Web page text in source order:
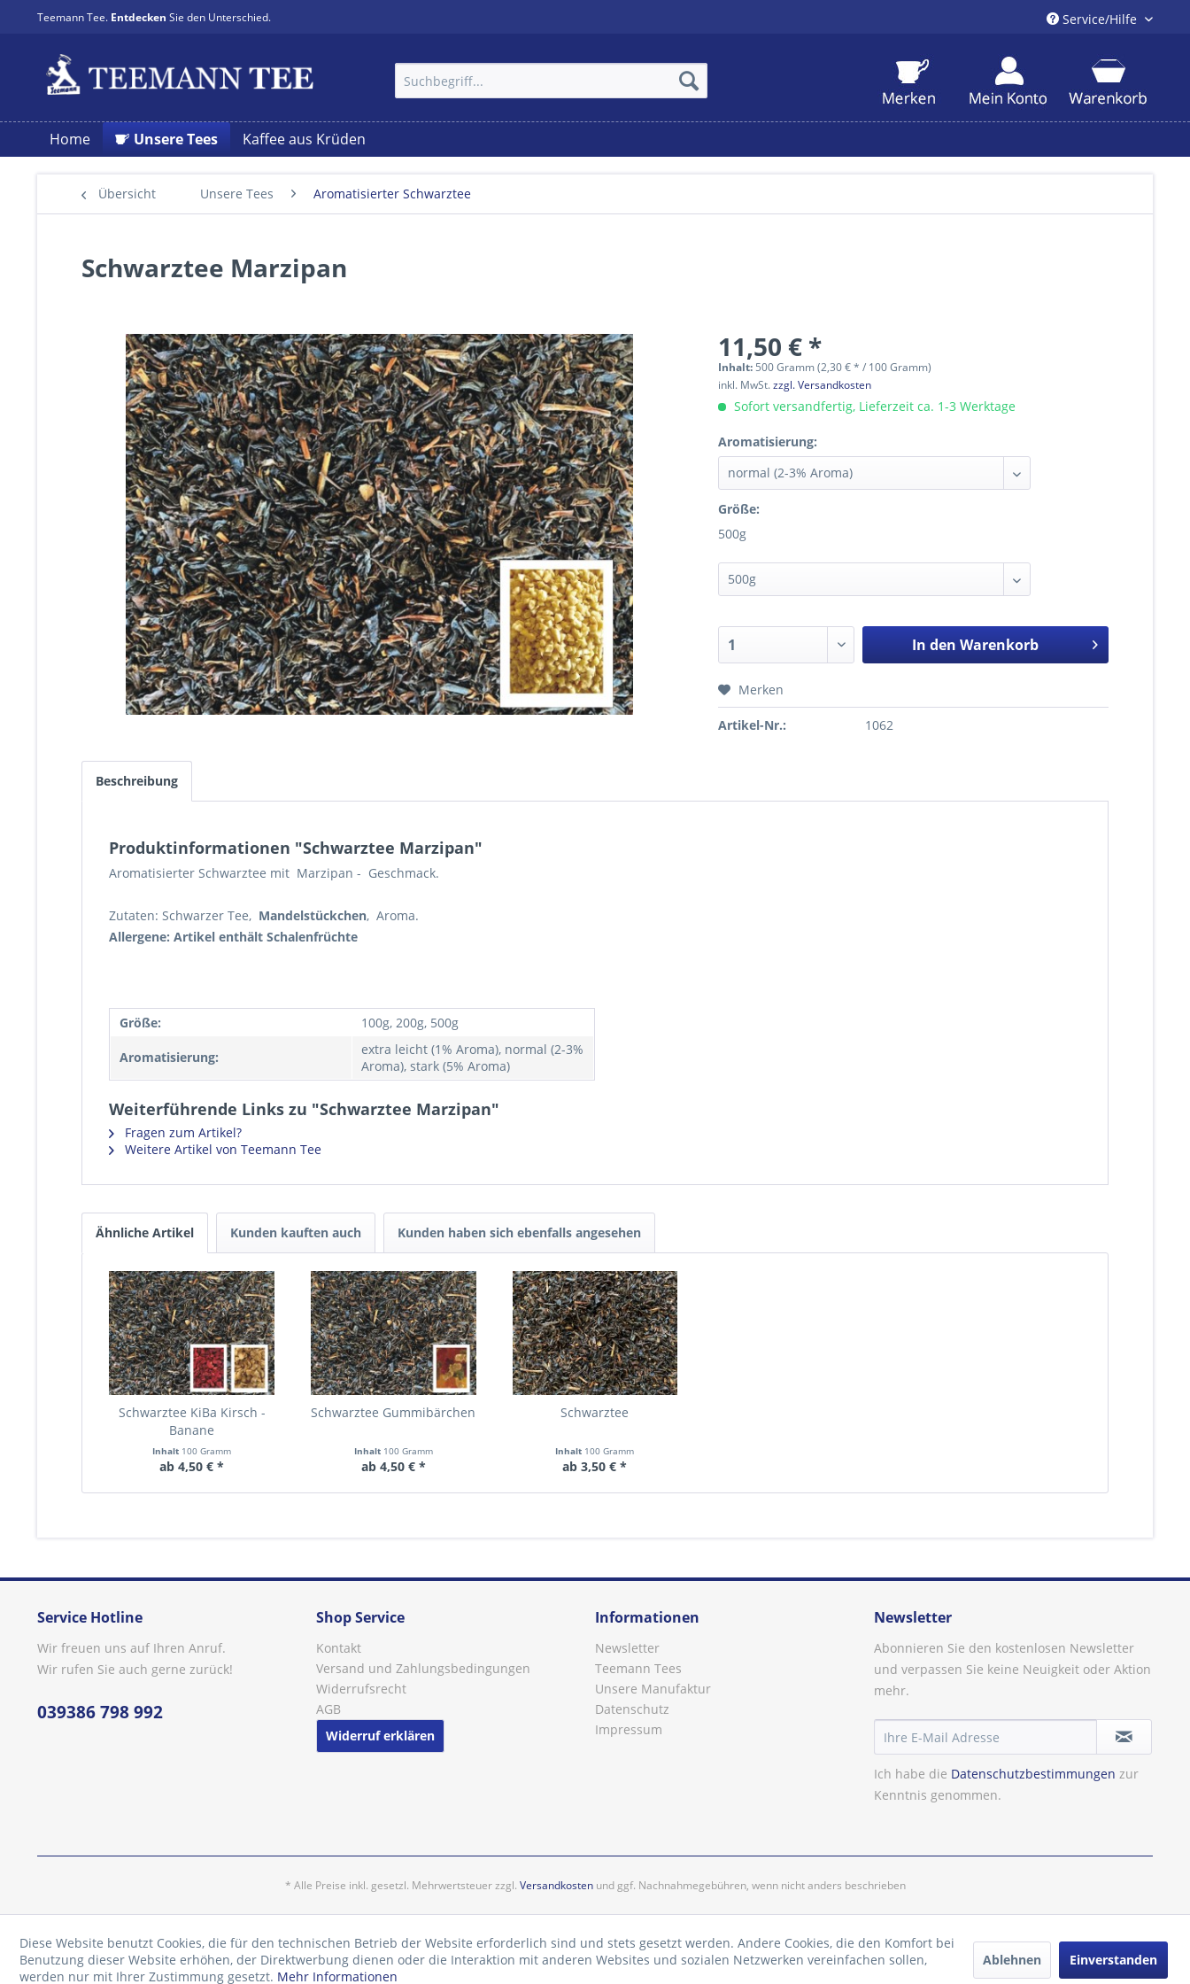
Teemann Tee. Entdecken Sie den Unterschied. Service/Hilfe
Home Unsere Tees Kaffee aus Krüden
Übersicht Unsere Tees Aromatisierter Schwarztee
Schwarztee Marzipan
11,50 € *
Inhalt: 500 Gramm (2,30 € * / 100 Gramm)
inkl. MwSt.zzgl. Versandkosten
Sofort versandfertig, Lieferzeit ca. 1-3 Werktage
Aromatisierung:
Größe:
500g
In den Warenkorb
Merken
Artikel-Nr.: 1062
Beschreibung
Produktinformationen "Schwarztee Marzipan"
Aromatisierter Schwarztee mit Marzipan - Geschmack.
Zutaten: Schwarzer Tee, Mandelstückchen, Aroma.
Allergene: Artikel enthält Schalenfrüchte
Größe: 100g, 200g, 500g
Aromatisierung:
extra leicht (1% Aroma), normal (2-3%
Aroma), stark (5% Aroma)
Weiterführende Links zu "Schwarztee Marzipan"
Fragen zum Artikel?
Weitere Artikel von Teemann Tee
Ähnliche Artikel Kunden kauften auch Kunden haben sich ebenfalls angesehen
Schwarztee KiBa Kirsch -
Banane
Inhalt 100 Gramm
ab 4,50 € *
Schwarztee Gummibärchen
Inhalt 100 Gramm
ab 4,50 € *
Schwarztee
Inhalt 100 Gramm
ab 3,50 € *
Service Hotline
Wir freuen uns auf Ihren Anruf.
Wir rufen Sie auch gerne zurück!
039386 798 992
Shop Service
Kontakt
Versand und Zahlungsbedingungen
Widerrufsrecht
AGB
Widerruf erklären
Informationen
Newsletter
Teemann Tees
Unsere Manufaktur
Datenschutz
Impressum
Newsletter
Abonnieren Sie den kostenlosen Newsletter
und verpassen Sie keine Neuigkeit oder Aktion
mehr.
Ich habe die Datenschutzbestimmungen zur
Kenntnis genommen.
* Alle Preise inkl. gesetzl. Mehrwertsteuer zzgl. Versandkostenund ggf. Nachnahmegebühren, wenn nicht anders beschrieben
Diese Website benutzt Cookies, die für den technischen Betrieb der Website erforderlich sind und stets gesetzt werden. Andere Cookies, die den Komfort bei
Benutzung dieser Website erhöhen, der Direktwerbung dienen oder die Interaktion mit anderen Websites und sozialen Netzwerken vereinfachen sollen,
werden nur mit Ihrer Zustimmung gesetzt. Mehr Informationen
Ablehnen Einverstanden